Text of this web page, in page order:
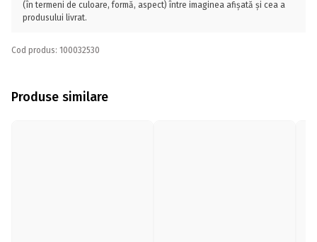
(în termeni de culoare, formă, aspect) între imaginea afișată și cea a
produsului livrat.
Cod produs: 100032530
Produse similare